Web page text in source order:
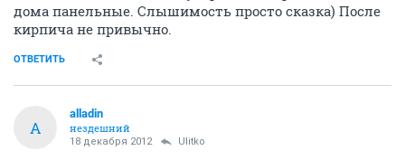
дома панельные. Слышимость просто сказка) После
кирпича не привычно.
ОТВЕТИТЬ
A
alladin
нездешний
18 декабря 2012 Ulitko